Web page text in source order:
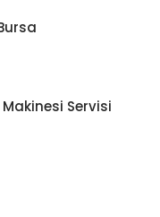
Makinesi Servisi